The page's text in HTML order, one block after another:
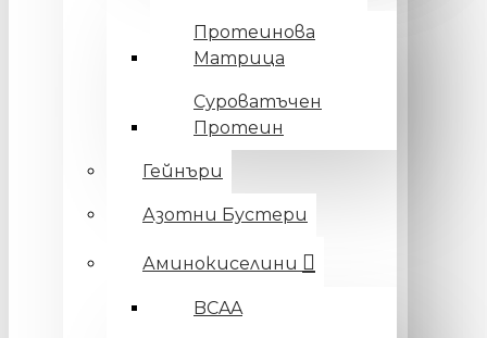
Протеинова
Матрица
Суроватъчен
Протеин
Гейнъри
Азотни Бустери
Аминокиселини
BCAA